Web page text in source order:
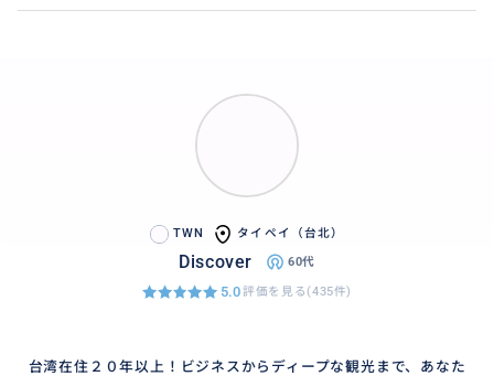
TWN タイペイ（台北）
Discover 60代
5.0評価を見る(435件)
台湾在住２０年以上！ビジネスからディープな観光まで、あなた